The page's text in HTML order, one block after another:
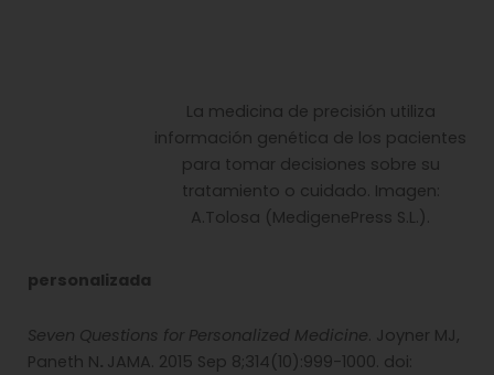
La medicina de precisión utiliza
información genética de los pacientes
para tomar decisiones sobre su
tratamiento o cuidado. Imagen:
A.Tolosa (MedigenePress S.L.).
personalizada
Seven Questions for Personalized Medicine. Joyner MJ,
Paneth N. JAMA. 2015 Sep 8;314(10):999-1000. doi: